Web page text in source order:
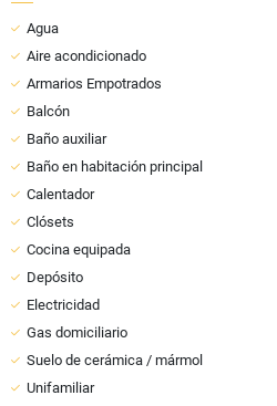
Agua
Aire acondicionado
Armarios Empotrados
Balcón
Baño auxiliar
Baño en habitación principal
Calentador
Clósets
Cocina equipada
Depósito
Electricidad
Gas domiciliario
Suelo de cerámica / mármol
Unifamiliar